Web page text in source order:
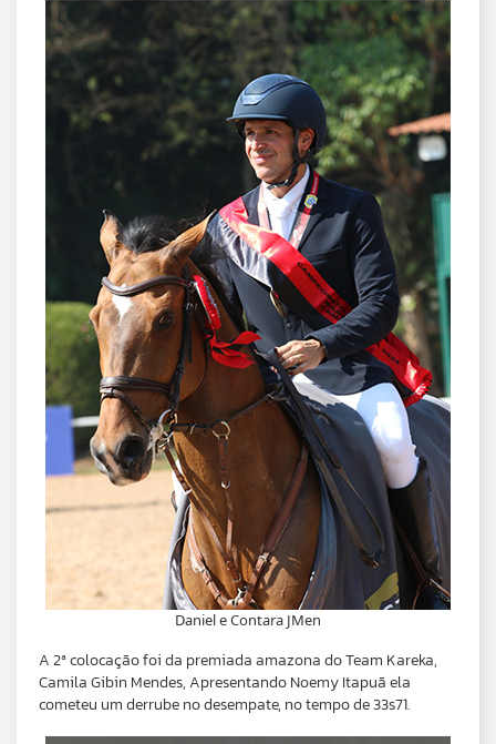
Daniel e Contara JMen
A 2ª colocação foi da premiada amazona do Team Kareka,
Camila Gibin Mendes, Apresentando Noemy Itapuã ela
cometeu um derrube no desempate, no tempo de 33s71.